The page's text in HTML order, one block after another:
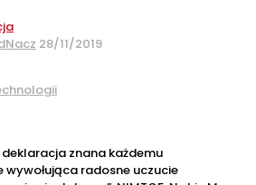
28/11/2019
znana każdemu
wywołująca radosne uczucie